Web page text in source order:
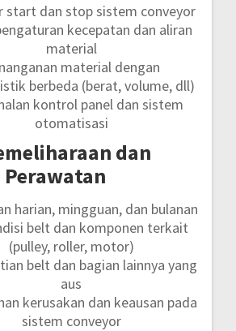
start dan stop sistem conveyor
kecepatan dan aliran
material
material dengan
berbeda (berat, volume, dll)
kontrol panel dan sistem
otomatisasi
dan
Perawatan
harian, mingguan, dan bulanan
belt dan komponen terkait
(pulley, roller, motor)
belt dan bagian lainnya yang
aus
kerusakan dan keausan pada
sistem conveyor